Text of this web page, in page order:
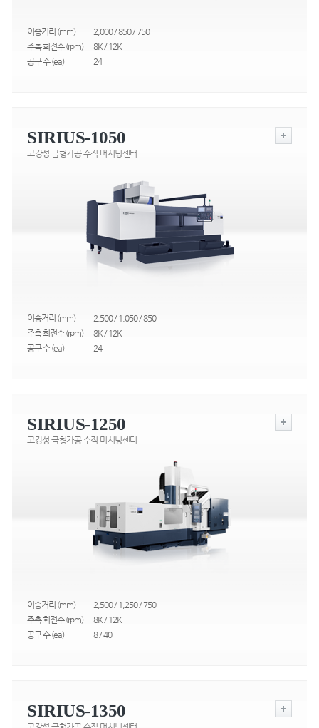
이송거리 (mm)
2,000 / 850 / 750
주축 회전수 (rpm)
8K / 12K
공구 수 (ea)
24
SIRIUS-1050
고강성 금형가공 수직 머시닝센터
이송거리 (mm)
2,500 / 1,050 / 850
주축 회전수 (rpm)
8K / 12K
공구 수 (ea)
24
SIRIUS-1250
고강성 금형가공 수직 머시닝센터
이송거리 (mm)
2,500 / 1,250 / 750
주축 회전수 (rpm)
8K / 12K
공구 수 (ea)
8 / 40
SIRIUS-1350